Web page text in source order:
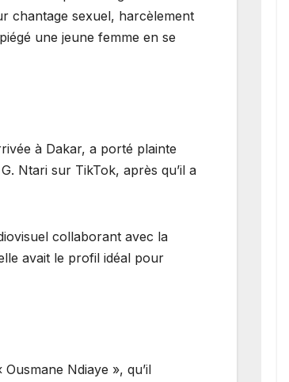
chantage sexuel, harcèlement
une jeune femme en se
à Dakar, a porté plainte
Ntari sur TikTok, après qu’il a
collaborant avec la
avait le profil idéal pour
Ndiaye », qu’il